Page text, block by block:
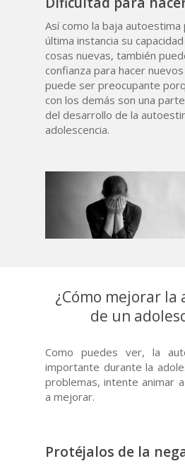
Así como la baja
última instancia su
cosas nuevas, también
confianza para hacer
puede ser preocupante
con los demás son una
del desarrollo de la
adolescencia.
¿Cómo mejorar
de un
Como puedes ver, la
importante durante la
problemas, intente animar
a mejorar.
Protéjalos de la